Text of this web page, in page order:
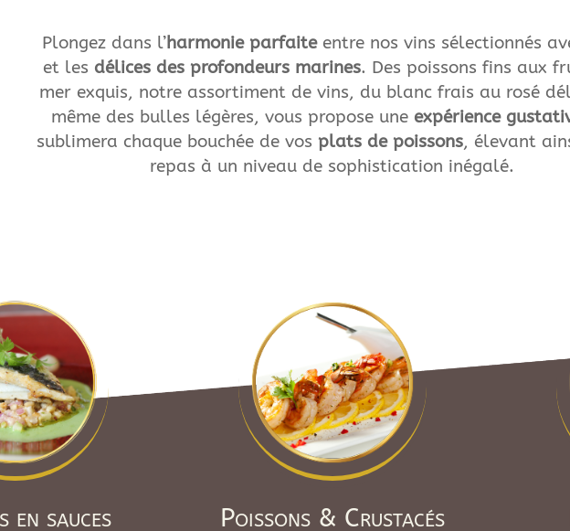
Plongez dans l’harmonie parfaiteentre nos vins sélectionnés
et les délices des profondeurs marines. Des poissons fins aux
mer exquis, notre assortiment de vins, du blanc frais au rosé
même des bulles légères, vous propose une expérience
sublimera chaque bouchée de vos plats de poissons, élevant
repas à un niveau de sophistication inégalé.
en sauces Poissons & Crustacés